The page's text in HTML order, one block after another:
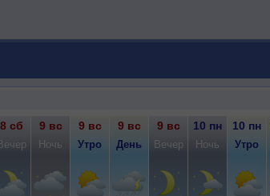
8 сб 9 вс 9 вс 9 вс 9 вс 10 пн 10 пн
Ночь Утро День Вечер Ночь Утро